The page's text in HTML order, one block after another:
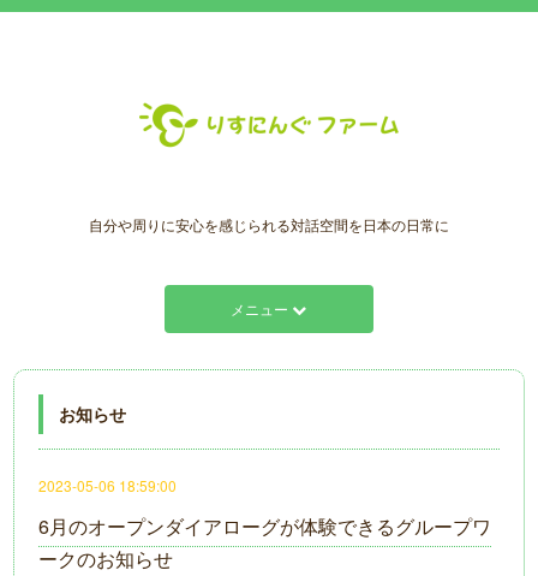
自分や周りに安心を感じられる対話空間を日本の日常に
メニュー
お知らせ
2023-05-06 18:59:00
6月のオープンダイアローグが体験できるグループワ
ークのお知らせ